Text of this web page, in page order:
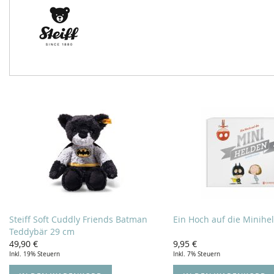
Steiff Soft Cuddly Friends Batman
Teddybär 29 cm
49,90 €
Inkl. 19% Steuern
Ein Hoch auf die
9,95 €
Inkl. 7% Steuern